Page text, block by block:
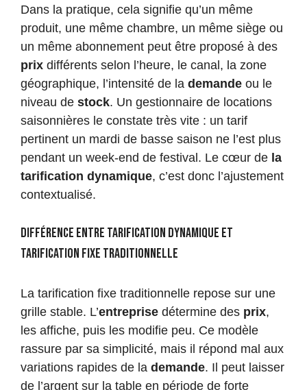
Dans la pratique, cela signifie qu’un même
produit, une même chambre, un même siège ou
un même abonnement peut être proposé à des
prix différents selon l’heure, le canal, la zone
géographique, l’intensité de la demande ou le
niveau de stock. Un gestionnaire de locations
saisonnières le constate très vite : un tarif
pertinent un mardi de basse saison ne l’est plus
pendant un week-end de festival. Le cœur de la
tarification dynamique, c’est donc l’ajustement
contextualisé.
Différence entre tarification dynamique et
tarification fixe traditionnelle
La tarification fixe traditionnelle repose sur une
grille stable. L’entreprise détermine des prix,
les affiche, puis les modifie peu. Ce modèle
rassure par sa simplicité, mais il répond mal aux
variations rapides de la demande. Il peut laisser
de l’argent sur la table en période de forte